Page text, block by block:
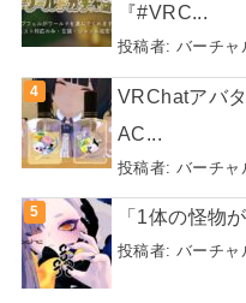
『#VRC...
投稿者: バーチャ
VRChatアバ
AC...
投稿者: バーチャ
「1体の怪物
投稿者: バーチャ